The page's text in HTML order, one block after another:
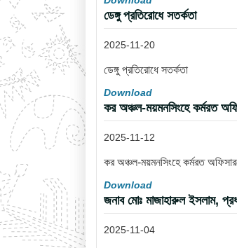
ডেঙ্গু প্রতিরোধে সতর্কতা
2025-11-20
ডেঙ্গু প্রতিরোধে সতর্কতা
Download
কর অঞ্চল-ময়মনসিংহে কর্মরত
2025-11-12
কর অঞ্চল-ময়মনসিংহে কর্মরত
Download
জনাব মোঃ মাজাহারুল ইসলাম,
2025-11-04